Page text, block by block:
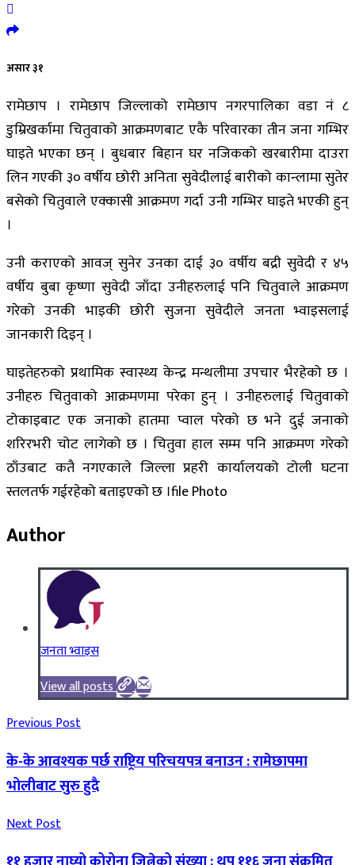
असार ३१
रामेछाप । रामेछाप जिल्लाको रामेछाप नगरपालिका वडा नं ८
डुम्रिखर्कामा चितुवाको आक्रमणबाट एकै परिवारका तीन जना गम्भिर
घाइते भएका छन् । बुधबार बिहान घर नजिकको खरबारीमा दाउरा
लिन गएकी ३० वर्षीय छोरी अनिता सुवेदीलाई बारीको कान्लामा सुतेर
बसेको चितुवाले एक्कासी आक्रमण गर्दा उनी गम्भिर घाइते भएकी हुन्
।
उनी कराएको आवज् सुनेर उनका दाई ३० वर्षीय बद्री सुवेदी र ४५
वर्षीय बुबा कृष्णा सुवेदी जाँदा उनीहरुलाई पनि चितुवाले आक्रमण
गरेको उनकी भाइकी छोरी सुजना सुवेदीले जनता भ्वाइसलाई
जानकारी दिइन् ।
घाइतेहरुको प्रथामिक स्वास्थ्य केन्द्र मन्थलीमा उपचार भैरहेको छ ।
उनीहरु चितुवाको आक्रमणमा परेका हुन् । उनीहरुलाई चितुवाको
टोकाइबाट एक जनाको हातमा प्वाल परेको छ भने दुई जनाको
शरिरभरी चोट लागेको छ । चितुवा हाल सम्म पनि आक्रमण गरेको
ठाँउबाट कतै नगएकाले जिल्ला प्रहरी कार्यालयको टोली घटना
स्तलतर्फ गईरहेको बताइएको छ ।file Photo
Author
जनता भ्वाइस
View all posts
Previous Post
के-के आवश्यक पर्छ राष्ट्रिय परिचयपत्र बनाउन : रामेछापमा
भोलीबाट सुरु हुदै
Next Post